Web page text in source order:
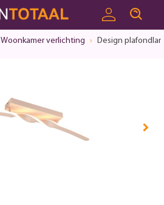
Woonkamer verlichting Design